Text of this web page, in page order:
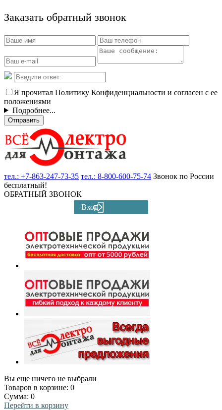
Заказать обратный звонок
Я прочитал Политику Конфиденциальности и согласен с ее
положениями
Подробнее...
Отправить
тел.: +7-863-247-73-35 тел.: 8-800-600-75-74 Звонок по России
бесплатный!
ОБРАТНЫЙ ЗВОНОК
Вход
Вы еще ничего не выбрали
Товаров в корзине: 0
Сумма: 0
Перейти в корзину